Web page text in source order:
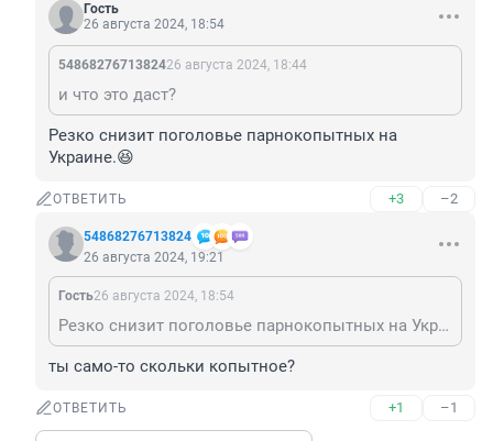
Гость
26 августа 2024, 18:54
5486827671382426 августа 2024, 18:44
и что это даст?
Резко снизит поголовье парнокопытных на
Украине.😆
ОТВЕТИТЬ +3 –2
54868276713824
26 августа 2024, 19:21
Гость26 августа 2024, 18:54
Резко снизит поголовье парнокопытных на Украине.😆
ты само-то скольки копытное?
ОТВЕТИТЬ +1 –1